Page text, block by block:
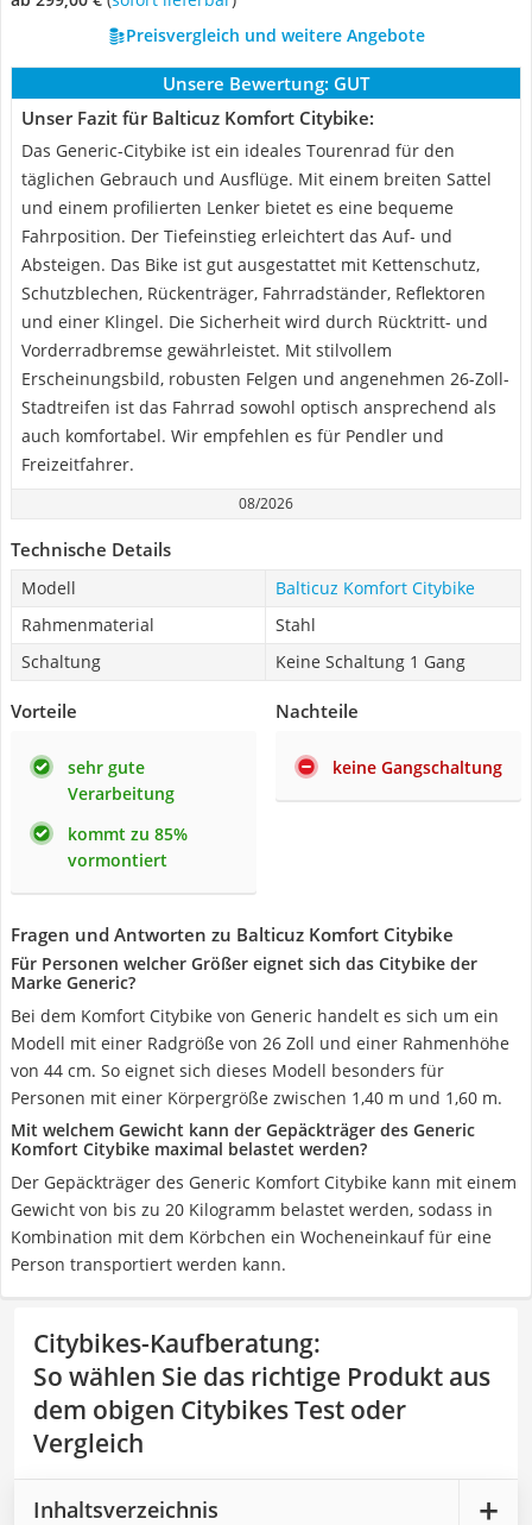
Preisvergleich und weitere Angebote
Unsere Bewertung: GUT
Unser Fazit für Balticuz Komfort Citybike:
Das Generic-Citybike ist ein ideales Tourenrad für den
täglichen Gebrauch und Ausflüge. Mit einem breiten Sattel
und einem profilierten Lenker bietet es eine bequeme
Fahrposition. Der Tiefeinstieg erleichtert das Auf- und
Absteigen. Das Bike ist gut ausgestattet mit Kettenschutz,
Schutzblechen, Rückenträger, Fahrradständer, Reflektoren
und einer Klingel. Die Sicherheit wird durch Rücktritt- und
Vorderradbremse gewährleistet. Mit stilvollem
Erscheinungsbild, robusten Felgen und angenehmen 26-Zoll-
Stadtreifen ist das Fahrrad sowohl optisch ansprechend als
auch komfortabel. Wir empfehlen es für Pendler und
Freizeitfahrer.
08/2026
Technische Details
Modell
Balticuz Komfort Citybike
Rahmenmaterial
Stahl
Schaltung
Keine Schaltung 1 Gang
Vorteile
sehr gute
Verarbeitung
kommt zu 85%
vormontiert
Nachteile
keine Gangschaltung
Fragen und Antworten zu Balticuz Komfort Citybike
Für Personen welcher Größer eignet sich das Citybike der
Marke Generic?
Bei dem Komfort Citybike von Generic handelt es sich um ein
Modell mit einer Radgröße von 26 Zoll und einer Rahmenhöhe
von 44 cm. So eignet sich dieses Modell besonders für
Personen mit einer Körpergröße zwischen 1,40 m und 1,60 m.
Mit welchem Gewicht kann der Gepäckträger des Generic
Komfort Citybike maximal belastet werden?
Der Gepäckträger des Generic Komfort Citybike kann mit einem
Gewicht von bis zu 20 Kilogramm belastet werden, sodass in
Kombination mit dem Körbchen ein Wocheneinkauf für eine
Person transportiert werden kann.
Citybikes-Kaufberatung:
So wählen Sie das richtige Produkt aus
dem obigen Citybikes Test oder
Vergleich
Inhaltsverzeichnis